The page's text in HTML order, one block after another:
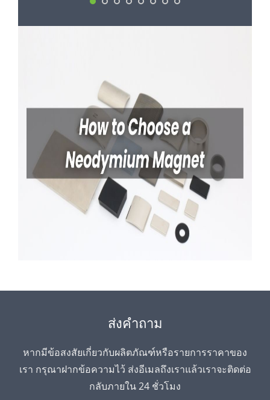
ส่งคำถาม
หากมีข้อสงสัยเกี่ยวกับผลิตภัณฑ์หรือรายการราคาของ
เรา กรุณาฝากข้อความไว้ ส่งอีเมลถึงเราแล้วเราจะติดต่อ
กลับภายใน 24 ชั่วโมง